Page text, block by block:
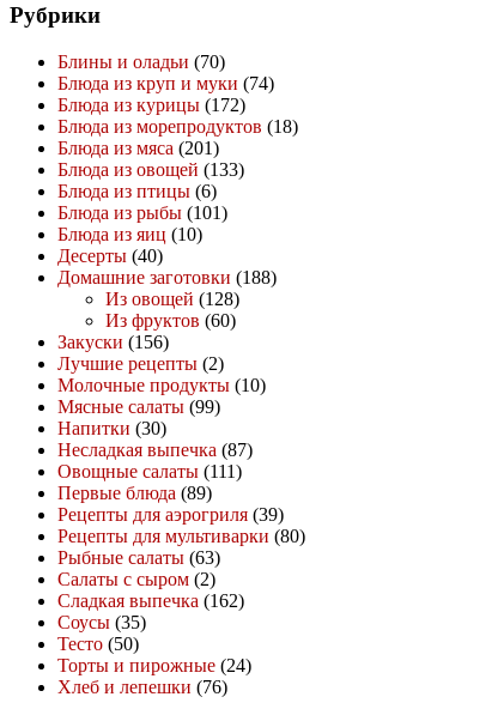
Рубрики
Блины и оладьи (70)
Блюда из круп и муки (74)
Блюда из курицы (172)
Блюда из морепродуктов (18)
Блюда из мяса (201)
Блюда из овощей (133)
Блюда из птицы (6)
Блюда из рыбы (101)
Блюда из яиц (10)
Десерты (40)
Домашние заготовки (188)
Из овощей (128)
Из фруктов (60)
Закуски (156)
Лучшие рецепты (2)
Молочные продукты (10)
Мясные салаты (99)
Напитки (30)
Несладкая выпечка (87)
Овощные салаты (111)
Первые блюда (89)
Рецепты для аэрогриля (39)
Рецепты для мультиварки (80)
Рыбные салаты (63)
Салаты с сыром (2)
Сладкая выпечка (162)
Соусы (35)
Тесто (50)
Торты и пирожные (24)
Хлеб и лепешки (76)